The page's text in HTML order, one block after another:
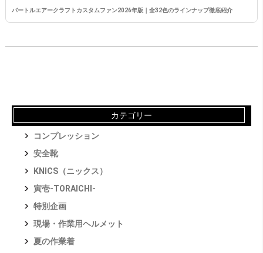
バートルエアークラフトカスタムファン2026年版｜全32色のラインナップ徹底紹介
カテゴリー
コンプレッション
安全靴
KNICS（ニックス）
寅壱-TORAICHI-
特別企画
現場・作業用ヘルメット
夏の作業着